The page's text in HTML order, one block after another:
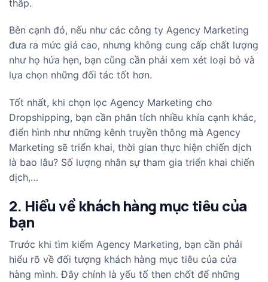
thấp.
Bên cạnh đó, nếu như các công ty Agency Marketing
đưa ra mức giá cao, nhưng không cung cấp chất lượng
như họ hứa hẹn, bạn cũng cần phải xem xét loại bỏ và
lựa chọn những đối tác tốt hơn.
Tốt nhất, khi chọn lọc Agency Marketing cho
Dropshipping, bạn cần phân tích nhiều khía cạnh khác,
điển hình như những kênh truyền thông mà Agency
Marketing sẽ triển khai, thời gian thực hiện chiến dịch
là bao lâu? Số lượng nhân sự tham gia triển khai chiến
dịch,…
2. Hiểu về khách hàng mục tiêu của
bạn
Trước khi tìm kiếm Agency Marketing, bạn cần phải
hiểu rõ về đối tượng khách hàng mục tiêu của cửa
hàng mình. Đây chính là yếu tố then chốt để những